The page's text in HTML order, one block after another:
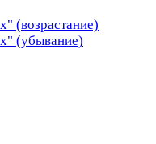
(возрастание)
(убывание)